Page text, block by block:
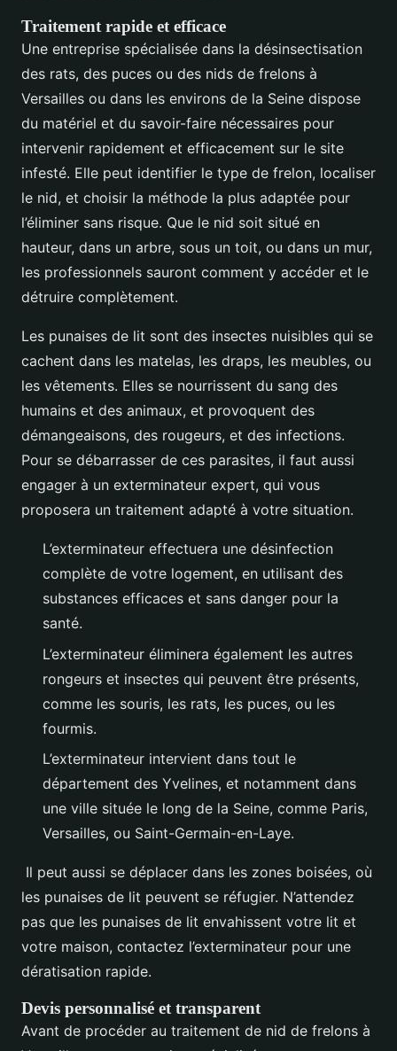
Traitement rapide et efficace
Une entreprise spécialisée dans la désinsectisation
des rats, des puces ou des nids de frelons à
Versailles ou dans les environs de la Seine dispose
du matériel et du savoir-faire nécessaires pour
intervenir rapidement et efficacement sur le site
infesté. Elle peut identifier le type de frelon, localiser
le nid, et choisir la méthode la plus adaptée pour
l’éliminer sans risque. Que le nid soit situé en
hauteur, dans un arbre, sous un toit, ou dans un mur,
les professionnels sauront comment y accéder et le
détruire complètement.
Les punaises de lit sont des insectes nuisibles qui se
cachent dans les matelas, les draps, les meubles, ou
les vêtements. Elles se nourrissent du sang des
humains et des animaux, et provoquent des
démangeaisons, des rougeurs, et des infections.
Pour se débarrasser de ces parasites, il faut aussi
engager à un exterminateur expert, qui vous
proposera un traitement adapté à votre situation.
L’exterminateur effectuera une désinfection
complète de votre logement, en utilisant des
substances efficaces et sans danger pour la
santé.
L’exterminateur éliminera également les autres
rongeurs et insectes qui peuvent être présents,
comme les souris, les rats, les puces, ou les
fourmis.
L’exterminateur intervient dans tout le
département des Yvelines, et notamment dans
une ville située le long de la Seine, comme Paris,
Versailles, ou Saint-Germain-en-Laye.
Il peut aussi se déplacer dans les zones boisées, où
les punaises de lit peuvent se réfugier. N’attendez
pas que les punaises de lit envahissent votre lit et
votre maison, contactez l’exterminateur pour une
dératisation rapide.
Devis personnalisé et transparent
Avant de procéder au traitement de nid de frelons à